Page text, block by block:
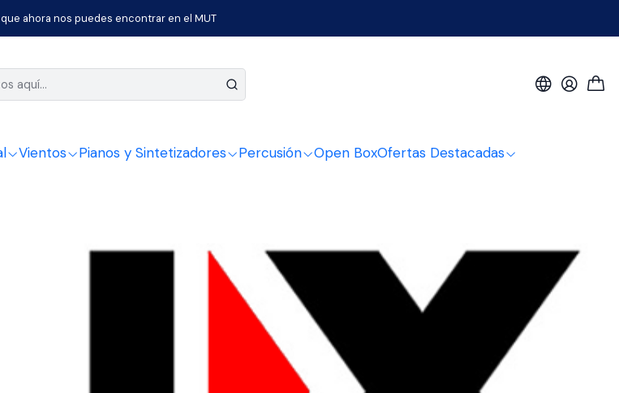
Vientos Pianos y Sintetizadores Percusión Open BoxOfertas Destacadas
ahora nos puedes encontrar en el MUT
PIANOS Y ACCESORIOS NUX
ACCESORIOS NUX